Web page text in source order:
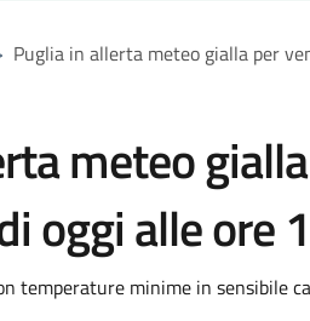
Puglia in allerta meteo gialla per
meteo
oggi alle ore
temperature minime in sensibile